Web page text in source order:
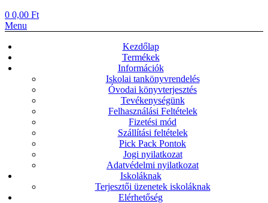
0 0,00 Ft
Menu
Kezdőlap
Termékek
Információk
Iskolai tankönyvrendelés
Óvodai könyvterjesztés
Tevékenységünk
Felhasználási Feltételek
Fizetési mód
Szállítási feltételek
Pick Pack Pontok
Jogi nyilatkozat
Adatvédelmi nyilatkozat
Iskoláknak
Terjesztői üzenetek iskoláknak
Elérhetőség